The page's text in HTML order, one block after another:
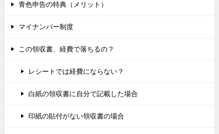
青色申告の特典（メリット）
マイナンバー制度
この領収書、経費で落ちるの？
レシートでは経費にならない？
白紙の領収書に自分で記載した場合
印紙の貼付がない領収書の場合